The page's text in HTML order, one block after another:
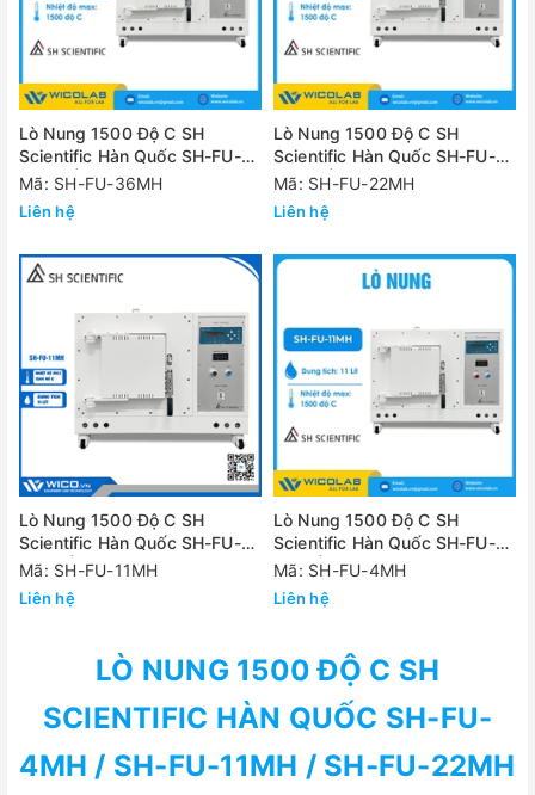
Lò Nung 1500 Độ C SH
Scientific Hàn Quốc SH-FU-
36MH | 36 Lít
Mã: SH-FU-36MH
Liên hệ
Lò Nung 1500 Độ C SH
Scientific Hàn Quốc SH-FU-
22MH | 22 Lít
Mã: SH-FU-22MH
Liên hệ
Lò Nung 1500 Độ C SH
Scientific Hàn Quốc SH-FU-
11MH | 11 Lít
Mã: SH-FU-11MH
Liên hệ
Lò Nung 1500 Độ C SH
Scientific Hàn Quốc SH-FU-
4MH | 4.5 Lít
Mã: SH-FU-4MH
Liên hệ
LÒ NUNG 1500 ĐỘ C SH
SCIENTIFIC HÀN QUỐC SH-FU-
4MH / SH-FU-11MH / SH-FU-22MH